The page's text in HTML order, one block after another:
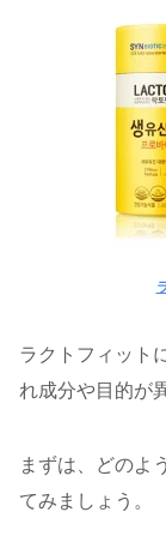
ラクトフィット
れ成分や目的が
まずは、どのよ
てみましょう。